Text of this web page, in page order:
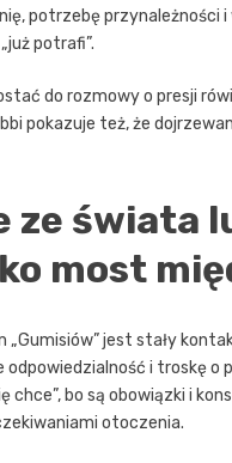
potrzebę przynależności i
potrafi”.
do rozmowy o presji
pokazuje też, że
ze świata
most
„Gumisiów” jest stały
i troskę o
chce”, bo są obowiązki i
otoczenia.